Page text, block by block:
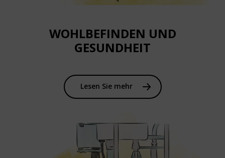
WOHLBEFINDEN UND
GESUNDHEIT
Lesen Sie mehr